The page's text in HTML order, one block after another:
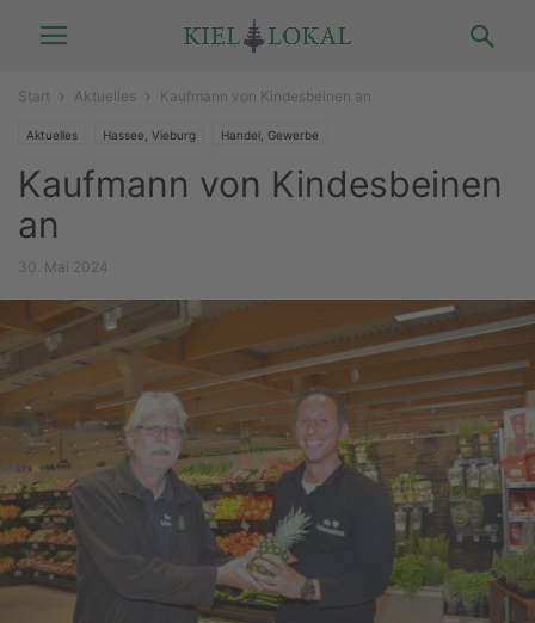
Start Aktuelles Kaufmann von Kindesbeinen an
Aktuelles Hassee, Vieburg Handel, Gewerbe
Kaufmann von Kindesbeinen
an
30. Mai 2024